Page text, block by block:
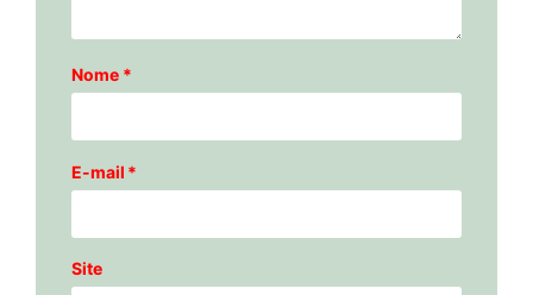
Nome *
E-mail *
Site